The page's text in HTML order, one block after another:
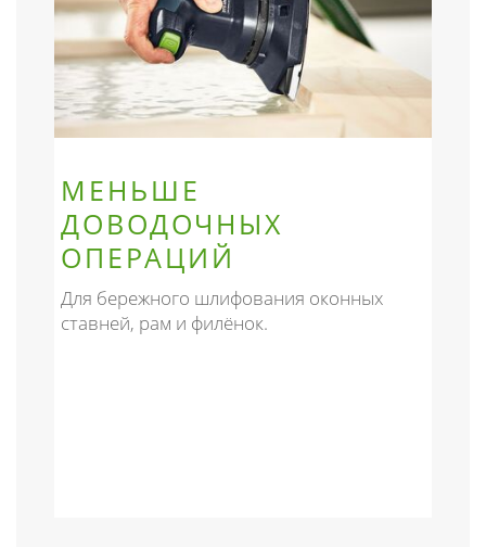
МЕНЬШЕ
ДОВОДОЧНЫХ
ОПЕРАЦИЙ
Для бережного шлифования оконных
ставней, рам и филёнок.